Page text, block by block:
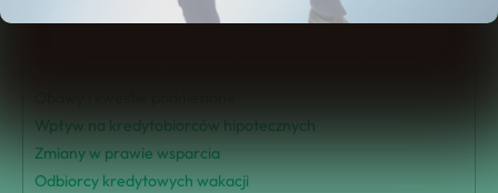
Cel urlopu kredytowego
Wpływ na kredytobiorców hipotecznych
Zmiany w prawie wsparcia
Odbiorcy kredytowych wakacji